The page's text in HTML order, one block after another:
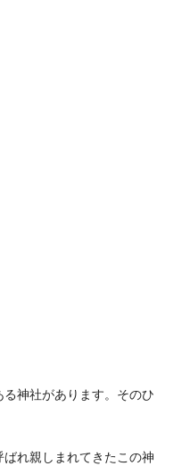
神社があります。そのひ
れ親しまれてきたこの神